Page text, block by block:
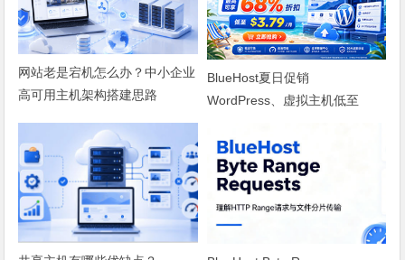
网站老是宕机怎么办？中小企业
高可用主机架构搭建思路
BlueHost夏日促销
WordPress、虚拟主机低至